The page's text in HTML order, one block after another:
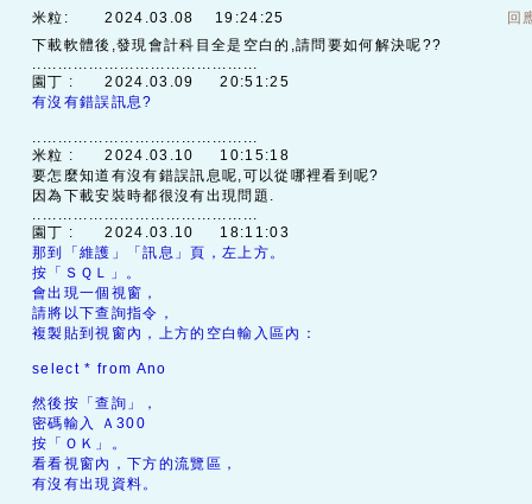
米粒:2024.03.08 19:24:25
回
下載軟體後,發現會計科目全是空白的,請問要如何解決呢??
............................................
園丁 :2024.03.09 20:51:25
有沒有錯誤訊息?
............................................
米粒 :2024.03.10 10:15:18
要怎麼知道有沒有錯誤訊息呢,可以從哪裡看到呢?
因為下載安裝時都很沒有出現問題.
............................................
園丁 :2024.03.10 18:11:03
那到「維護」「訊息」頁，左上方。
按「ＳＱＬ」。
會出現一個視窗，
請將以下查詢指令，
複製貼到視窗內，上方的空白輸入區內：
select * from Ano
然後按「查詢」，
密碼輸入 Ａ300
按「ＯＫ」。
看看視窗內，下方的流覽區，
有沒有出現資料。